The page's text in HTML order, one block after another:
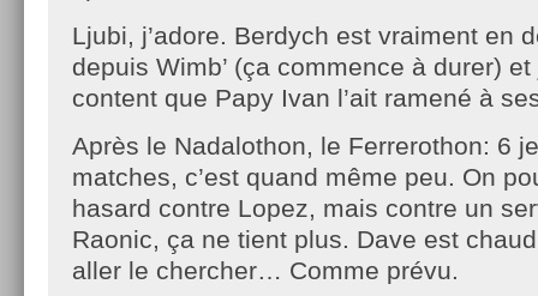
Ljubi, j’adore. Berdych est vraiment en
depuis Wimb’ (ça commence à durer)
content que Papy Ivan l’ait ramené à
Après le Nadalothon, le Ferrerothon: 6
matches, c’est quand même peu. On
hasard contre Lopez, mais contre un
Raonic, ça ne tient plus. Dave est
aller le chercher… Comme prévu.